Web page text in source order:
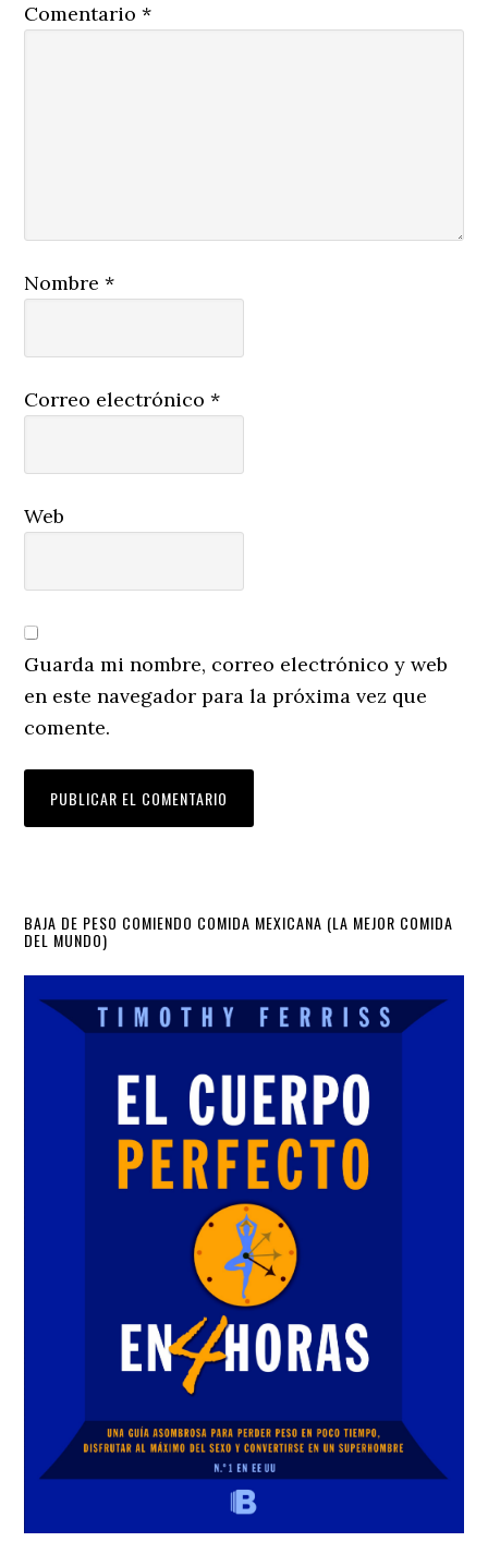
Comentario*
Nombre*
Correo electrónico*
Web
Guarda mi nombre, correo electrónico y web
en este navegador para la próxima vez que
comente.
Primary
Sidebar
BAJA DE PESO COMIENDO COMIDA MEXICANA (LA MEJOR COMIDA
DEL MUNDO)